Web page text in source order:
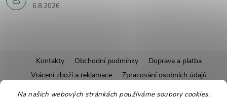
Na našich webových stránkách používáme soubory cookies.
6.8.2026
á
Kontakty Obchodní podmínky
Doprava a platba
Vrácení zboží a reklamace
Zpracování osobních údajů
Pravidla soutěží
Affiliate program
Recepty